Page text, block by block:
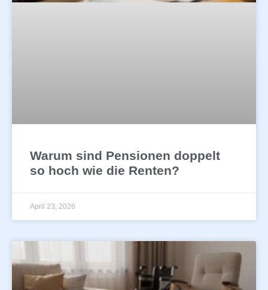
Warum sind Pensionen doppelt
so hoch wie die Renten?
April 23, 2026